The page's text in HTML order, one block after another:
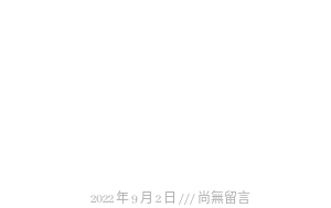
2022 年 9 月 2 日 尚無留言